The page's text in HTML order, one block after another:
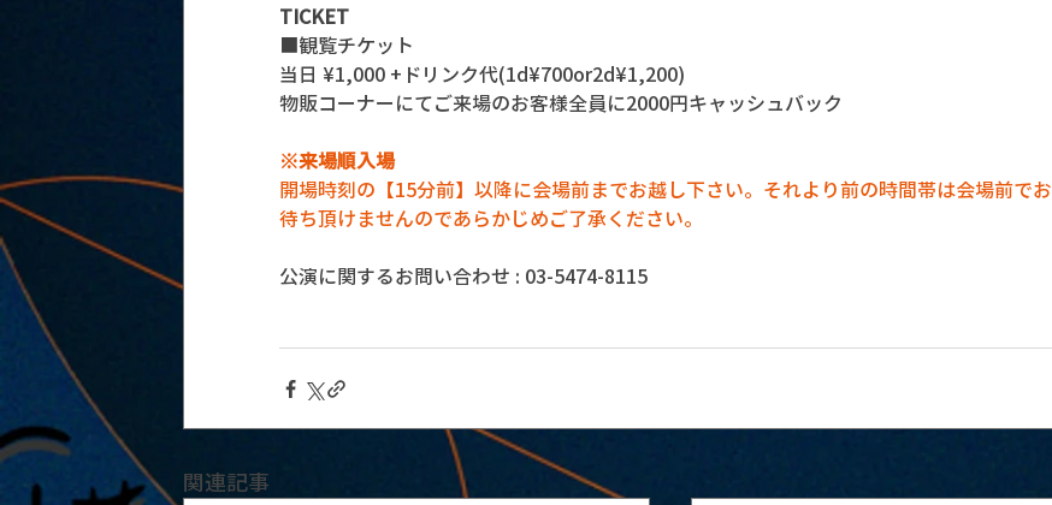
TICKET
■観覧チケット
当日 ¥1,000 +ドリンク代(1d¥700or2d¥1,200)
物販コーナーにてご来場のお客様全員に2000円キャッシュバック
※来場順入場
開場時刻の【15分前】以降に会場前までお越し下さい。それより前の時間帯は会場前でお
待ち頂けませんのであらかじめご了承ください。
公演に関するお問い合わせ : 03-5474-8115
関連記事